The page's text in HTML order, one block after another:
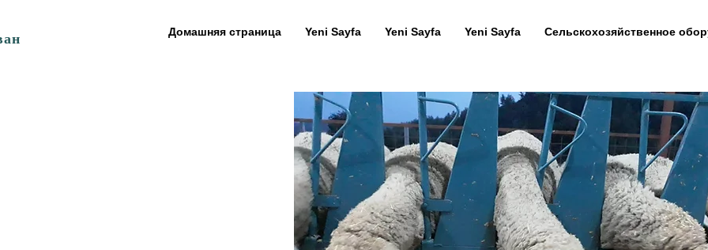
Домашняя страница Yeni Sayfa Yeni Sayfa Yeni Sayfa Сельскохозяйственное